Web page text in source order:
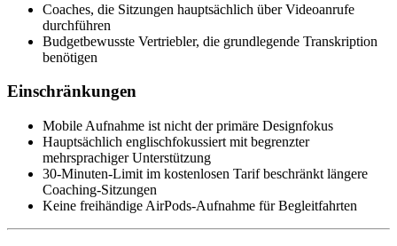
Coaches, die Sitzungen hauptsächlich über Videoanrufe
durchführen
Budgetbewusste Vertriebler, die grundlegende Transkription
benötigen
Einschränkungen
Mobile Aufnahme ist nicht der primäre Designfokus
Hauptsächlich englischfokussiert mit begrenzter
mehrsprachiger Unterstützung
30-Minuten-Limit im kostenlosen Tarif beschränkt längere
Coaching-Sitzungen
Keine freihändige AirPods-Aufnahme für Begleitfahrten